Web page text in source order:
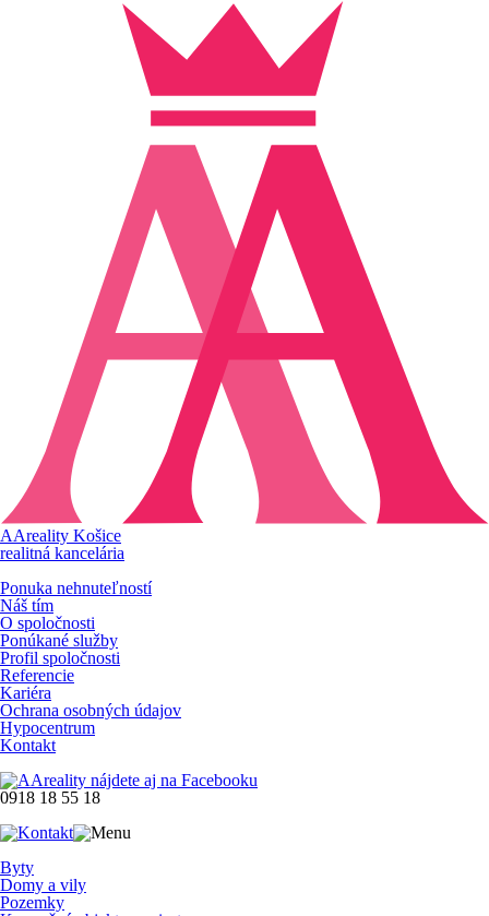
AAreality Košice
realitná kancelária
Ponuka nehnuteľností
Náš tím
O spoločnosti
Ponúkané služby
Profil spoločnosti
Referencie
Kariéra
Ochrana osobných údajov
Hypocentrum
Kontakt
0918 18 55 18
Byty
Domy a vily
Pozemky